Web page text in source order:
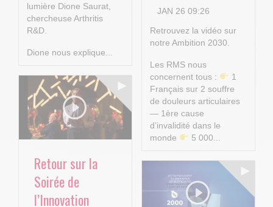
lumière Dione Saurat,
chercheuse Arthritis
R&D.
Dione nous explique...
JAN 26 09:26
Retrouvez la vidéo sur
notre Ambition 2030.
Les RMS nous
concernent tous :
1
Français sur 2 souffre
de douleurs articulaires
— 1ère cause
d’invalidité dans le
monde
5 000...
Retour sur la
Soirée de
l’Innovation